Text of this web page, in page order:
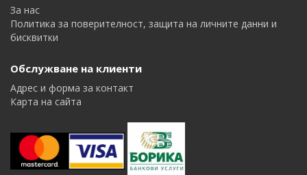
За нас
Политика за поверителност, защита на личните данни и
бисквитки
Обслужване на клиенти
Адрес и форма за контакт
Карта на сайта